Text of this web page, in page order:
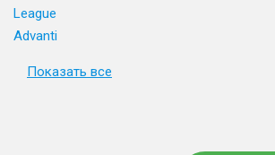
League
Advanti
Показать все